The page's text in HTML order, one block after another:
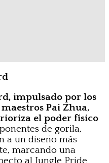
impulsado por los
Pai Zhua,
el poder físico
de gorila,
a un diseño más
marcando una
al Jungle Pride